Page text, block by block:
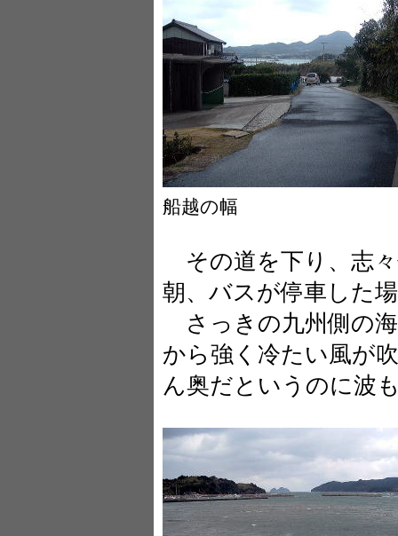
船越の幅
その道を下り、志
朝、バスが停車した
さっきの九州側の
から強く冷たい風が
ん奥だというのに波